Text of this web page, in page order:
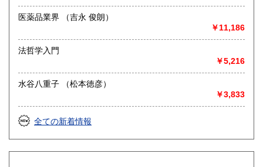
医薬品業界 （吉永 俊朗）
￥11,186
法哲学入門
￥5,216
水谷八重子 （松本徳彦）
￥3,833
全ての新着情報